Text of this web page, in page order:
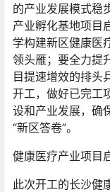
的产业发展模式稳
产业孵化基地项目
学构建新区健康医
领头雁；要全力提
目提速增效的排头
开工，做好已完工
设和产业发展，确
“新区答卷”。
健康医疗产业项目
此次开工的长沙健